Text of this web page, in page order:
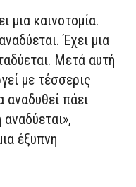
μια καινοτομία.
Έχει μια
Μετά αυτή
με τέσσερις
αναδυθεί πάει
έξυπνη